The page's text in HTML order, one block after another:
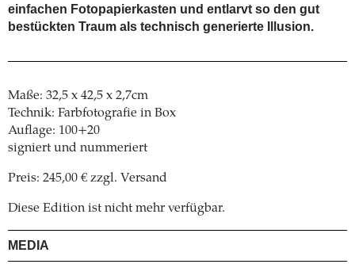
einfachen Fotopapierkasten und entlarvt so den gut
bestückten Traum als technisch generierte Illusion.
Maße: 32,5 x 42,5 x 2,7cm
Technik: Farbfotografie in Box
Auflage: 100+20
signiert und nummeriert
Preis: 245,00 € zzgl. Versand
Diese Edition ist nicht mehr verfügbar.
MEDIA